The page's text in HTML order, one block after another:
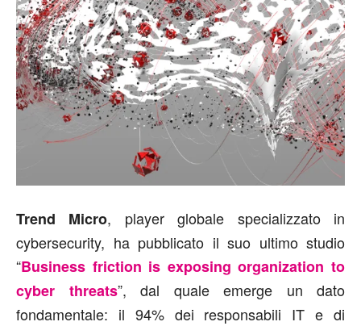
Trend Micro, player globale specializzato in
cybersecurity, ha pubblicato il suo ultimo studio
“Business friction is exposing organization to
cyber threats”, dal quale emerge un dato
fondamentale: il 94% dei responsabili IT e di